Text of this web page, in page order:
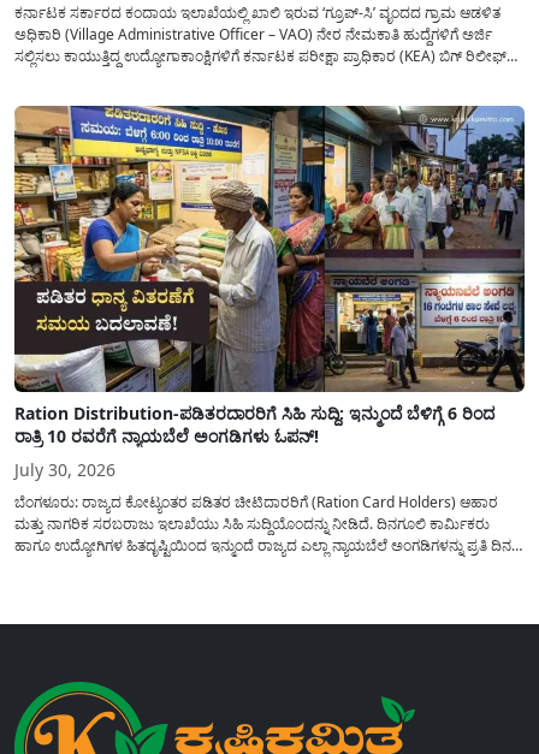
ಕರ್ನಾಟಕ ಸರ್ಕಾರದ ಕಂದಾಯ ಇಲಾಖೆಯಲ್ಲಿ ಖಾಲಿ ಇರುವ ‘ಗ್ರೂಪ್-ಸಿ’ ವೃಂದದ ಗ್ರಾಮ ಆಡಳಿತ
ಅಧಿಕಾರಿ (Village Administrative Officer – VAO) ನೇರ ನೇಮಕಾತಿ ಹುದ್ದೆಗಳಿಗೆ ಅರ್ಜಿ
ಸಲ್ಲಿಸಲು ಕಾಯುತ್ತಿದ್ದ ಉದ್ಯೋಗಾಕಾಂಕ್ಷಿಗಳಿಗೆ ಕರ್ನಾಟಕ ಪರೀಕ್ಷಾ ಪ್ರಾಧಿಕಾರ (KEA) ಬಿಗ್ ರಿಲೀಫ್
Ration Distribution-ಪಡಿತರದಾರರಿಗೆ ಸಿಹಿ ಸುದ್ದಿ: ಇನ್ಮುಂದೆ ಬೆಳಿಗ್ಗೆ 6 ರಿಂದ
ರಾತ್ರಿ 10 ರವರೆಗೆ ನ್ಯಾಯಬೆಲೆ ಅಂಗಡಿಗಳು ಓಪನ್!
July 30, 2026
ಬೆಂಗಳೂರು: ರಾಜ್ಯದ ಕೋಟ್ಯಂತರ ಪಡಿತರ ಚೀಟಿದಾರರಿಗೆ (Ration Card Holders) ಆಹಾರ
ಮತ್ತು ನಾಗರಿಕ ಸರಬರಾಜು ಇಲಾಖೆಯು ಸಿಹಿ ಸುದ್ದಿಯೊಂದನ್ನು ನೀಡಿದೆ. ದಿನಗೂಲಿ ಕಾರ್ಮಿಕರು
ಹಾಗೂ ಉದ್ಯೋಗಿಗಳ ಹಿತದೃಷ್ಟಿಯಿಂದ ಇನ್ಮುಂದೆ ರಾಜ್ಯದ ಎಲ್ಲಾ ನ್ಯಾಯಬೆಲೆ ಅಂಗಡಿಗಳನ್ನು ಪ್ರತಿ ದಿನ